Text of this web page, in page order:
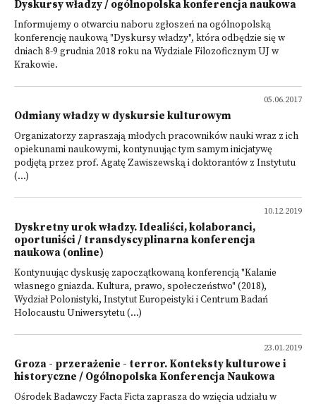
Dyskursy władzy / ogólnopolska konferencja naukowa
Informujemy o otwarciu naboru zgłoszeń na ogólnopolską
konferencję naukową "Dyskursy władzy", która odbędzie się w
dniach 8-9 grudnia 2018 roku na Wydziale Filozoficznym UJ w
Krakowie.
05.06.2017
Odmiany władzy w dyskursie kulturowym
Organizatorzy zapraszają młodych pracowników nauki wraz z ich
opiekunami naukowymi, kontynuując tym samym inicjatywę
podjętą przez prof. Agatę Zawiszewską i doktorantów z Instytutu
(...)
10.12.2019
Dyskretny urok władzy. Idealiści, kolaboranci,
oportuniści / transdyscyplinarna konferencja
naukowa (online)
Kontynuując dyskusję zapoczątkowaną konferencją "Kalanie
własnego gniazda. Kultura, prawo, społeczeństwo" (2018),
Wydział Polonistyki, Instytut Europeistyki i Centrum Badań
Holocaustu Uniwersytetu (...)
23.01.2019
Groza - przerażenie - terror. Konteksty kulturowe i
historyczne / Ogólnopolska Konferencja Naukowa
Ośrodek Badawczy Facta Ficta zaprasza do wzięcia udziału w